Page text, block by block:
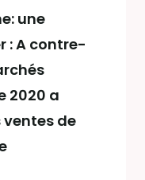
une
: A contre-
2020 a
de